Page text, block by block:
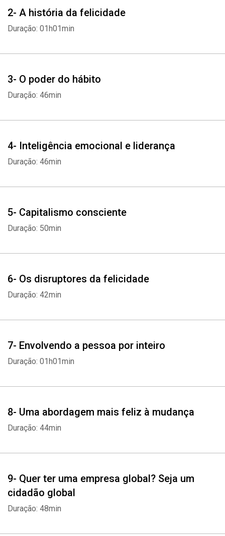
2- A história da felicidade
Duração: 01h01min
3- O poder do hábito
Duração: 46min
4- Inteligência emocional e liderança
Duração: 46min
5- Capitalismo consciente
Duração: 50min
6- Os disruptores da felicidade
Duração: 42min
7- Envolvendo a pessoa por inteiro
Duração: 01h01min
8- Uma abordagem mais feliz à mudança
Duração: 44min
9- Quer ter uma empresa global? Seja um
cidadão global
Duração: 48min
Whatsapp Facebook Twitter E-mail